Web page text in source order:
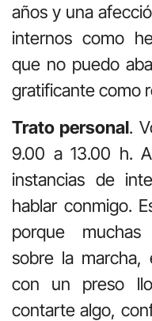
años y una
internos como
que no puedo
gratificante como
Trato personal.
9.00 a 13.00 h.
instancias de
hablar conmigo.
porque muchas
sobre la
con un preso
contarte algo,